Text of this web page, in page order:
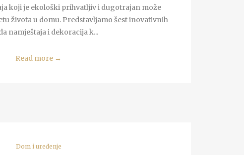
koji je ekološki prihvatljiv i dugotrajan može
života u domu. Predstavljamo šest inovativnih
namještaja i dekoracija k...
Read more →
Dom i uređenje